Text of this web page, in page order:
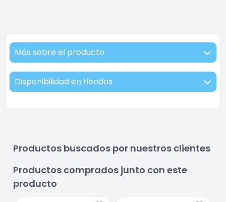
Más sobre el producto
Disponibilidad en tiendas
Productos buscados por nuestros clientes
Productos comprados junto con este
producto